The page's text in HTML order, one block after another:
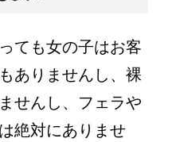
ても女の子はお客
ありませんし、裸
せんし、フェラや
絶対にありませ